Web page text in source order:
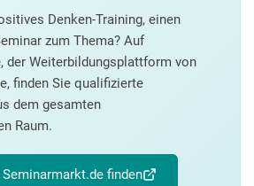
Denken-Training, einen
zum Thema? Auf
der Weiterbildungsplattform von
finden Sie qualifizierte
dem gesamten
Raum.
finden